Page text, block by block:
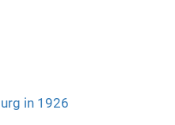
in 1926